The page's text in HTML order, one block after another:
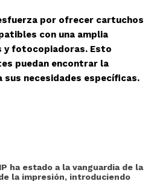
por ofrecer cartuchos
con una amplia
y fotocopiadoras. Esto
puedan encontrar la
sus necesidades específicas.
ha estado a la vanguardia de la
la impresión, introduciendo